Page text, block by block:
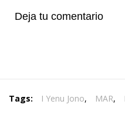
Deja tu comentario
Tags: I Yenu Jono, MAR,